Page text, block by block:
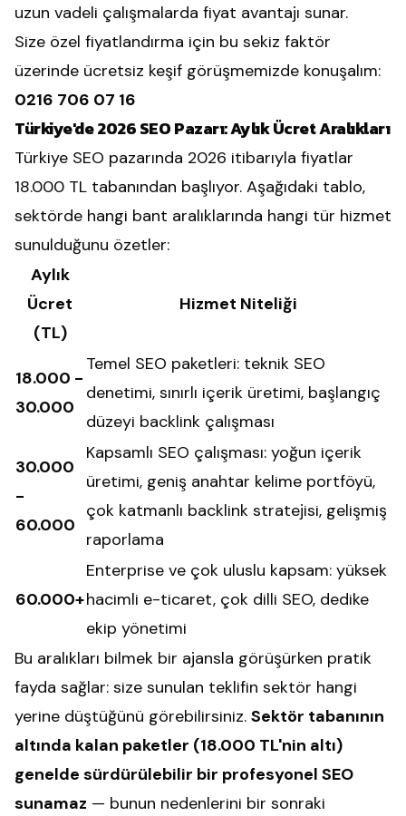
uzun vadeli çalışmalarda fiyat avantajı sunar.
Size özel fiyatlandırma için bu sekiz faktör
üzerinde ücretsiz keşif görüşmemizde konuşalım:
0216 706 07 16
Türkiye'de 2026 SEO Pazarı: Aylık Ücret Aralıkları
Türkiye SEO pazarında 2026 itibarıyla fiyatlar
18.000 TL tabanından başlıyor. Aşağıdaki tablo,
sektörde hangi bant aralıklarında hangi tür hizmet
sunulduğunu özetler:
Aylık
Ücret
(TL)
Hizmet Niteliği
18.000 -
30.000
Temel SEO paketleri: teknik SEO
denetimi, sınırlı içerik üretimi, başlangıç
düzeyi backlink çalışması
30.000
-
60.000
Kapsamlı SEO çalışması: yoğun içerik
üretimi, geniş anahtar kelime portföyü,
çok katmanlı backlink stratejisi, gelişmiş
raporlama
60.000+
Enterprise ve çok uluslu kapsam: yüksek
hacimli e-ticaret, çok dilli SEO, dedike
ekip yönetimi
Bu aralıkları bilmek bir ajansla görüşürken pratik
fayda sağlar: size sunulan teklifin sektör hangi
yerine düştüğünü görebilirsiniz. Sektör tabanının
altında kalan paketler (18.000 TL'nin altı)
genelde sürdürülebilir bir profesyonel SEO
sunamaz — bunun nedenlerini bir sonraki